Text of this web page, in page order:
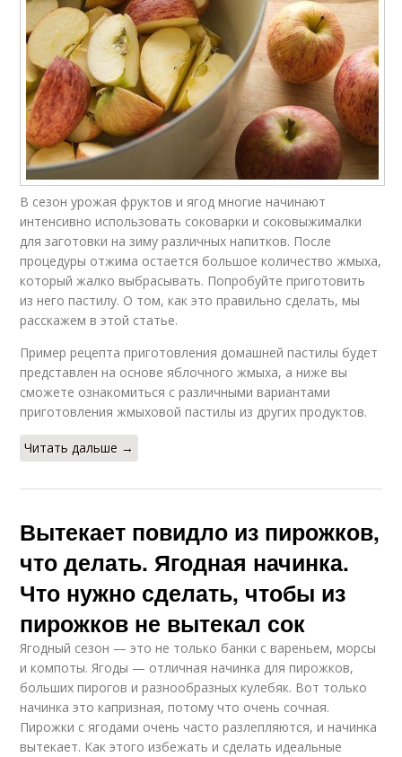
В сезон урожая фруктов и ягод многие начинают
интенсивно использовать соковарки и соковыжималки
для заготовки на зиму различных напитков. После
процедуры отжима остается большое количество жмыха,
который жалко выбрасывать. Попробуйте приготовить
из него пастилу. О том, как это правильно сделать, мы
расскажем в этой статье.
Пример рецепта приготовления домашней пастилы будет
представлен на основе яблочного жмыха, а ниже вы
сможете ознакомиться с различными вариантами
приготовления жмыховой пастилы из других продуктов.
Читать дальше →
Вытекает повидло из пирожков,
что делать. Ягодная начинка.
Что нужно сделать, чтобы из
пирожков не вытекал сок
Ягодный сезон — это не только банки с вареньем, морсы
и компоты. Ягоды — отличная начинка для пирожков,
больших пирогов и разнообразных кулебяк. Вот только
начинка это капризная, потому что очень сочная.
Пирожки с ягодами очень часто разлепляются, и начинка
вытекает. Как этого избежать и сделать идеальные